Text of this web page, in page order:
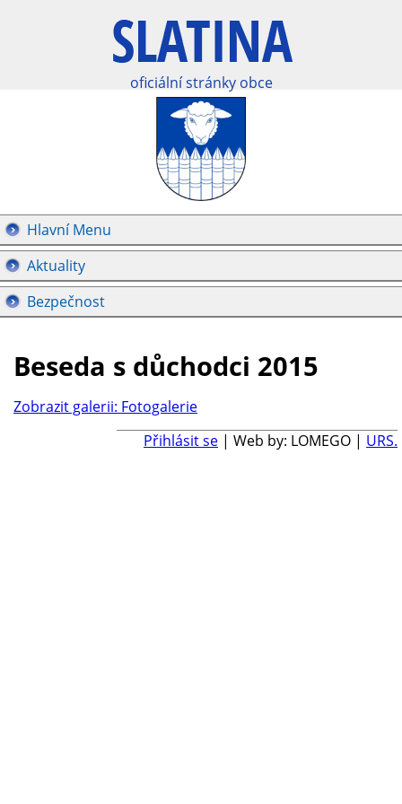
oficiální stránky obce
Hlavní Menu
Aktuality
Bezpečnost
Beseda s důchodci 2015
Zobrazit galerii: Fotogalerie
Přihlásit se | Web by: LOMEGO | URS.